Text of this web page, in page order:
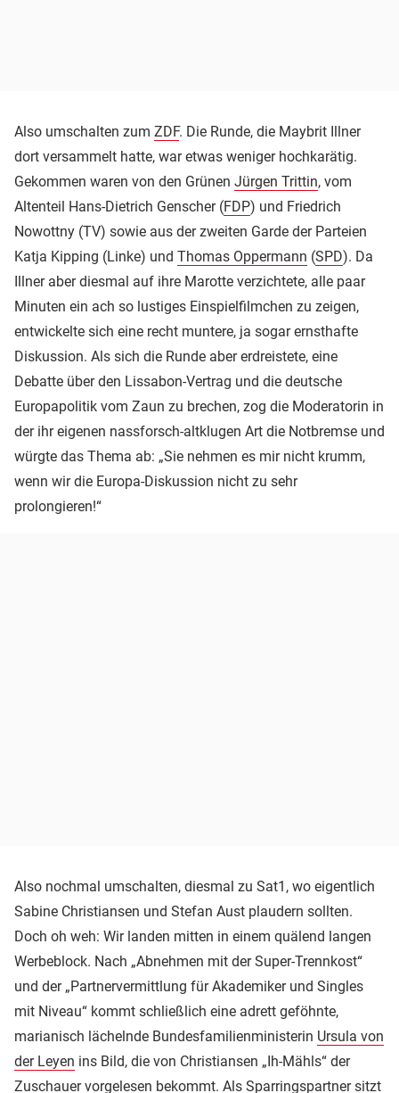
Also umschalten zum ZDF. Die Runde, die Maybrit Illner
dort versammelt hatte, war etwas weniger hochkarätig.
Gekommen waren von den Grünen Jürgen Trittin, vom
Altenteil Hans-Dietrich Genscher (FDP) und Friedrich
Nowottny (TV) sowie aus der zweiten Garde der Parteien
Katja Kipping (Linke) und Thomas Oppermann (SPD). Da
Illner aber diesmal auf ihre Marotte verzichtete, alle paar
Minuten ein ach so lustiges Einspielfilmchen zu zeigen,
entwickelte sich eine recht muntere, ja sogar ernsthafte
Diskussion. Als sich die Runde aber erdreistete, eine
Debatte über den Lissabon-Vertrag und die deutsche
Europapolitik vom Zaun zu brechen, zog die Moderatorin in
der ihr eigenen nassforsch-altklugen Art die Notbremse und
würgte das Thema ab: „Sie nehmen es mir nicht krumm,
wenn wir die Europa-Diskussion nicht zu sehr
prolongieren!“
Also nochmal umschalten, diesmal zu Sat1, wo eigentlich
Sabine Christiansen und Stefan Aust plaudern sollten.
Doch oh weh: Wir landen mitten in einem quälend langen
Werbeblock. Nach „Abnehmen mit der Super-Trennkost“
und der „Partnervermittlung für Akademiker und Singles
mit Niveau“ kommt schließlich eine adrett geföhnte,
marianisch lächelnde Bundesfamilienministerin Ursula von
der Leyen ins Bild, die von Christiansen „Ih-Mähls“ der
Zuschauer vorgelesen bekommt. Als Sparringspartner sitzt